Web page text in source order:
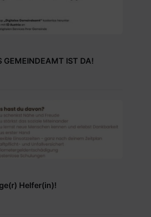
GEMEINDEAMT IST DA!
Helfer(in)!